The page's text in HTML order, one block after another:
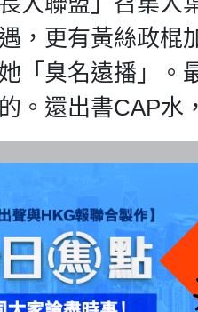
，更有黃絲政棍
「臭名遠播」。
。還出書CAP水